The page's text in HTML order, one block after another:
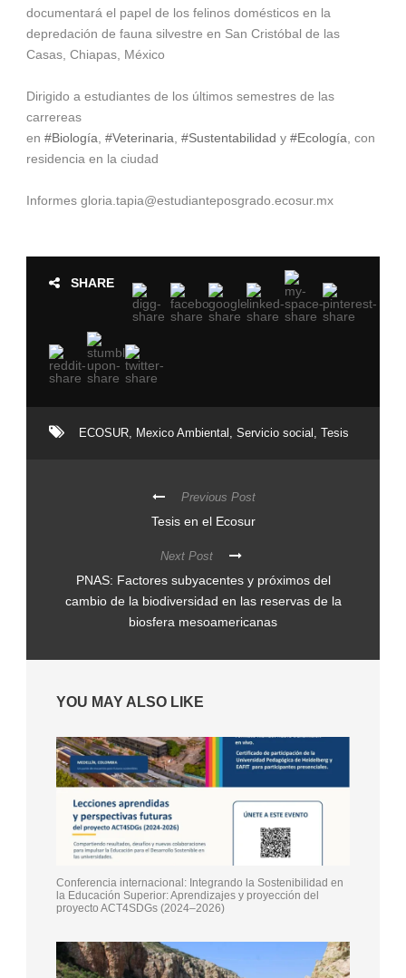
documentará el papel de los felinos domésticos en la
depredación de fauna silvestre en San Cristóbal de las
Casas, Chiapas, México
Dirigido a estudiantes de los últimos semestres de las
carrereas
en #Biología #Veterinaria #Sustentabilidad y #Ecología , con
residencia en la ciudad
Informes gloria.tapia@estudianteposgrado.ecosur.mx
SHARE
ECOSUR Mexico Ambiental Servicio social Tesis
Previous Post
Tesis en el Ecosur
Next Post
PNAS: Factores subyacentes y próximos del
cambio de la biodiversidad en las reservas de la
biosfera mesoamericanas
YOU MAY ALSO LIKE
Conferencia internacional: Integrando la Sostenibilidad en
la Educación Superior: Aprendizajes y proyección del
proyecto ACT4SDGs (2024–2026)